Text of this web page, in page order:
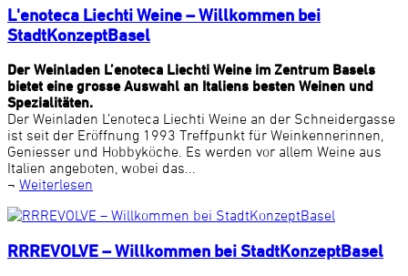
L'enoteca Liechti Weine – Willkommen bei
StadtKonzeptBasel
Der Weinladen L’enoteca Liechti Weine im Zentrum Basels
bietet eine grosse Auswahl an Italiens besten Weinen und
Spezialitäten.
Der Weinladen L’enoteca Liechti Weine an der Schneidergasse
ist seit der Eröffnung 1993 Treffpunkt für Weinkennerinnen,
Geniesser und Hobbyköche. Es werden vor allem Weine aus
Italien angeboten, wobei das...
¬ Weiterlesen
RRREVOLVE – Willkommen bei StadtKonzeptBasel